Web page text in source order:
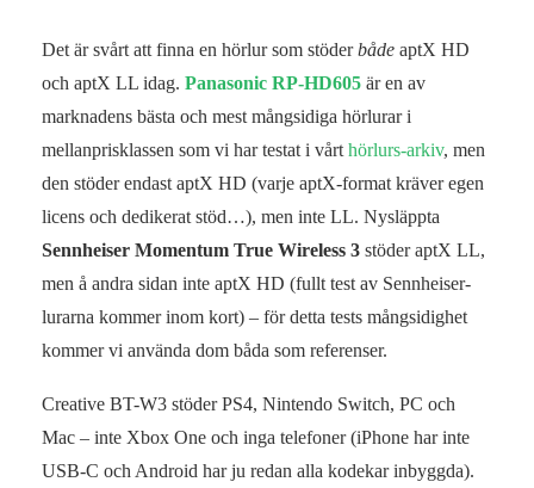
Det är svårt att finna en hörlur som stöderbåde aptX HD
och aptX LL idag. Panasonic RP-HD605 är en av
marknadens bästa och mest mångsidiga hörlurar i
mellanprisklassen som vi har testat i vårt hörlurs-arkiv, men
den stöder endast aptX HD (varje aptX-format kräver egen
licens och dedikerat stöd…), men inte LL. Nysläppta
Sennheiser Momentum True Wireless 3 stöder aptX LL,
men å andra sidan inte aptX HD (fullt test av Sennheiser-
lurarna kommer inom kort) – för detta tests mångsidighet
kommer vi använda dom båda som referenser.
Creative BT-W3 stöder PS4, Nintendo Switch, PC och
Mac – inte Xbox One och inga telefoner (iPhone har inte
USB-C och Android har ju redan alla kodekar inbyggda).